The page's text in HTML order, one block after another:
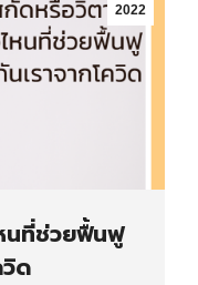
2022
นที่ช่วยฟื้นฟู
ด